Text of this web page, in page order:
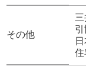
その他
住